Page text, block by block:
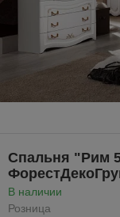
Спальня "Рим
В наличии
Розница